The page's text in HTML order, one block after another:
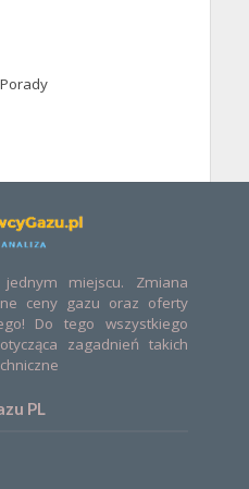
miejscu. Zmiana
ceny gazu oraz oferty
Do tego wszystkiego
zagadnień takich
PL